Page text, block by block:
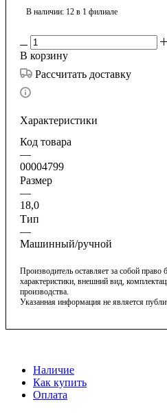
В наличии: 12 в 1 филиале
В корзину
Рассчитать доставку
Характеристики
Код товара
—
00004799
Размер
—
18,0
Тип
—
Машинный/ручной
Производитель оставляет за собой право
характеристики, внешний вид,
производства.
Указанная информация не является
Наличие
Как купить
Оплата